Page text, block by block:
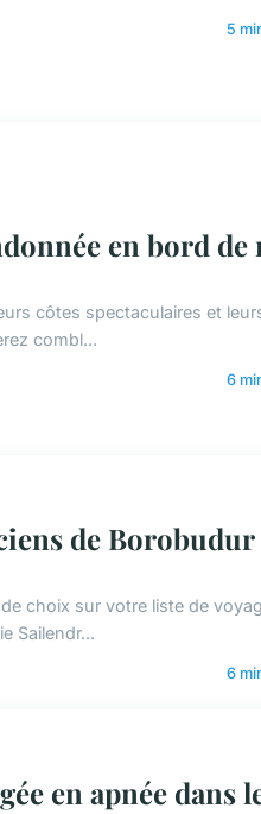
5
en bord de
côtes spectaculaires et
combl...
6
de Borobudur
choix sur votre liste de
Sailendr...
6
en apnée dans